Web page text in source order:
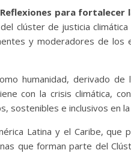
para fortalecer
clúster de justicia climática
y moderadores de
humanidad, derivado de
con la crisis climática,
sostenibles e inclusivos en
Latina y el Caribe, que
que forman parte del